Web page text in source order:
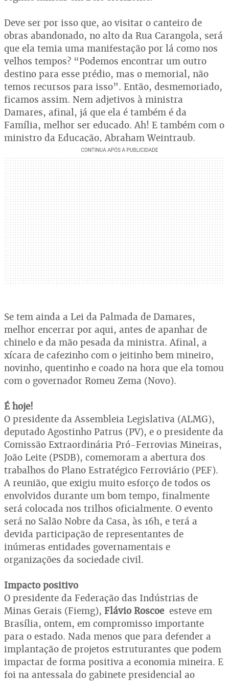
Deve ser por isso que, ao visitar o canteiro de
obras abandonado, no alto da Rua Carangola, será
que ela temia uma manifestação por lá como nos
velhos tempos? “Podemos encontrar um outro
destino para esse prédio, mas o memorial, não
temos recursos para isso”. Então, desmemoriado,
ficamos assim. Nem adjetivos à ministra
Damares, afinal, já que ela é também é da
Família, melhor ser educado. Ah! E também com o
ministro da Educação, Abraham Weintraub.
Se tem ainda a Lei da Palmada de Damares,
melhor encerrar por aqui, antes de apanhar de
chinelo e da mão pesada da ministra. Afinal, a
xícara de cafezinho com o jeitinho bem mineiro,
novinho, quentinho e coado na hora que ela tomou
com o governador Romeu Zema (Novo).
É hoje!
O presidente da Assembleia Legislativa (ALMG),
deputado Agostinho Patrus (PV), e o presidente da
Comissão Extraordinária Pró-Ferrovias Mineiras,
João Leite (PSDB), comemoram a abertura dos
trabalhos do Plano Estratégico Ferroviário (PEF).
A reunião, que exigiu muito esforço de todos os
envolvidos durante um bom tempo, finalmente
será colocada nos trilhos oficialmente. O evento
será no Salão Nobre da Casa, às 16h, e terá a
devida participação de representantes de
inúmeras entidades governamentais e
organizações da sociedade civil.
Impacto positivo
O presidente da Federação das Indústrias de
Minas Gerais (Fiemg), Flávio Roscoe esteve em
Brasília, ontem, em compromisso importante
para o estado. Nada menos que para defender a
implantação de projetos estruturantes que podem
impactar de forma positiva a economia mineira. E
foi na antessala do gabinete presidencial ao